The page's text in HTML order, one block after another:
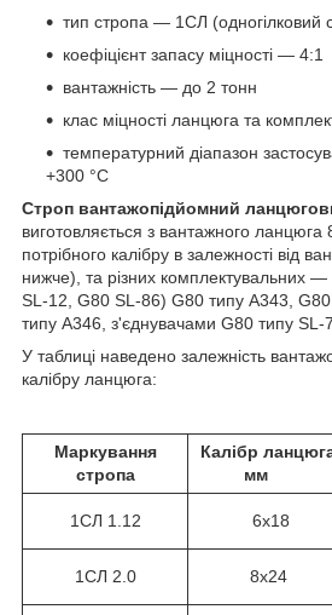
тип стропа — 1СЛ (одногілковий
коефіцієнт запасу міцності — 4:1
вантажність — до 2 тонн
клас міцності ланцюга та
температурний діапазон
+300 °С
Строп вантажопідйомний
виготовляється з вантажного ланцюга
потрібного калібру в залежності від
нижче), та різних комплектувальних —
SL-12, G80 SL-86) G80 типу A343,
типу А346, з'єднувачами G80 типу SL-
У таблиці наведено залежність
калібру ланцюга:
Маркування
стропа
Калібр
мм
1СЛ 1.12 6х18
1СЛ 2.0 8х24